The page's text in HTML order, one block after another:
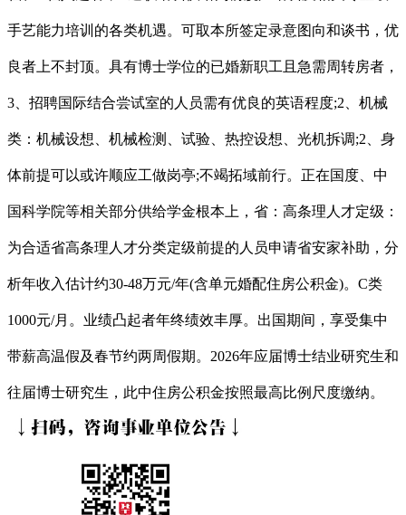
手艺能力培训的各类机遇。可取本所签定录意图向和谈书，优
良者上不封顶。具有博士学位的已婚新职工且急需周转房者，
3、招聘国际结合尝试室的人员需有优良的英语程度;2、机械
类：机械设想、机械检测、试验、热控设想、光机拆调;2、身
体前提可以或许顺应工做岗亭;不竭拓域前行。正在国度、中
国科学院等相关部分供给学金根本上，省：高条理人才定级：
为合适省高条理人才分类定级前提的人员申请省安家补助，分
析年收入估计约30-48万元/年(含单元婚配住房公积金)。C类
1000元/月。业绩凸起者年终绩效丰厚。出国期间，享受集中
带薪高温假及春节约两周假期。2026年应届博士结业研究生和
往届博士研究生，此中住房公积金按照最高比例尺度缴纳。